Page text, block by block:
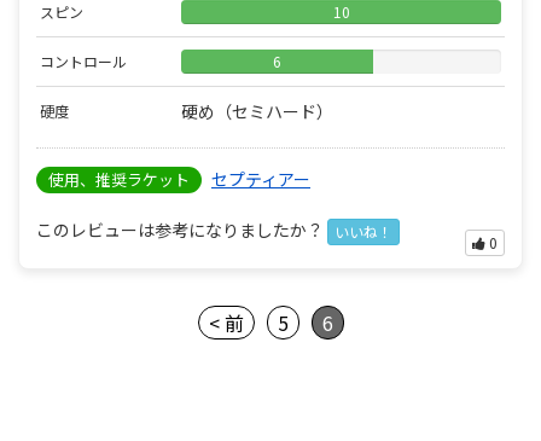
スピン 10
コントロール 6
硬度 硬め（セミハード）
使用、推奨ラケット セプティアー
このレビューは参考になりましたか？ いいね！
0
< 前 5 6